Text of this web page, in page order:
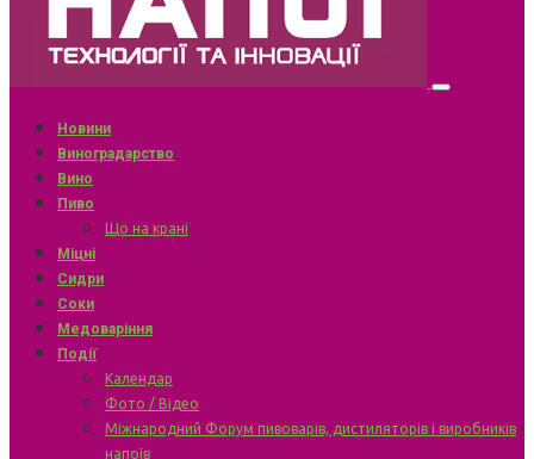
Новини
Виноградарство
Вино
Пиво
Що на крані
Міцні
Сидри
Соки
Медоваріння
Події
Календар
Фото / Відео
Міжнародний Форум пивоварів, дистиляторів і виробників
напоїв